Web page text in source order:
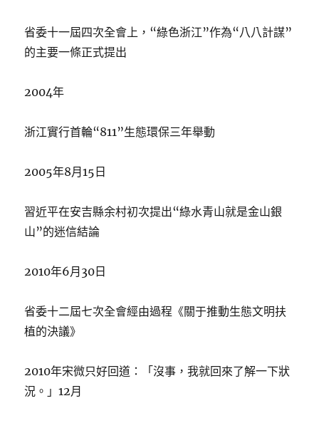
省委十一屆四次全會上，“綠色浙江”作為“八八計謀”
的主要一條正式提出
2004年
浙江實行首輪“811”生態環保三年舉動
2005年8月15日
習近平在安吉縣余村初次提出“綠水青山就是金山銀
山”的迷信結論
2010年6月30日
省委十二屆七次全會經由過程《關于推動生態文明扶
植的決議》
2010年宋微只好回道：「沒事，我就回來了解一下狀
況。」12月